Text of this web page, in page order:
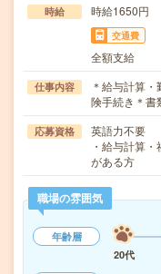
時給 時給1650円
交通費
全額支給
仕事内容
＊給与計算
険手続き＊
応募資格
英語力不要
・給与計算
がある方
職場の雰囲気
年齢層
20代